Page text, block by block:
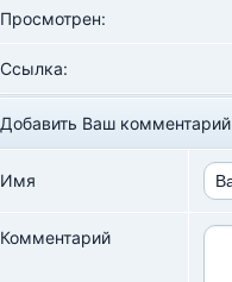
Просмотрен:
Ссылка:
Добавить Ваш комментарий
Имя
Комментарий